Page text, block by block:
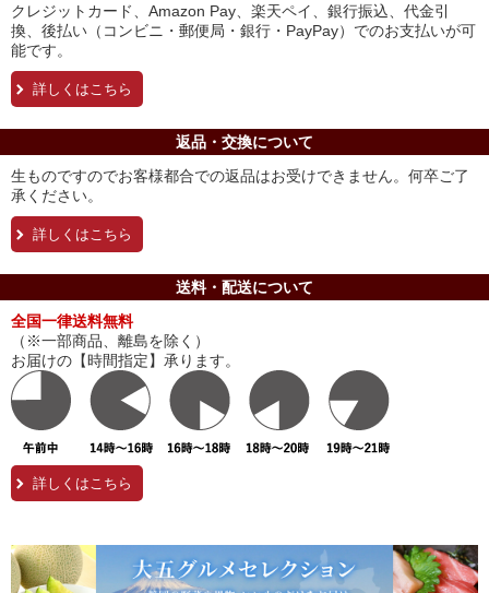
クレジットカード、Amazon Pay、楽天ペイ、銀行振込、代金引
換、後払い（コンビニ・郵便局・銀行・PayPay）でのお支払いが可
能です。
詳しくはこちら
返品・交換について
生ものですのでお客様都合での返品はお受けできません。何卒ご了
承ください。
詳しくはこちら
送料・配送について
全国一律送料無料
（※一部商品、離島を除く）
お届けの【時間指定】承ります。
詳しくはこちら